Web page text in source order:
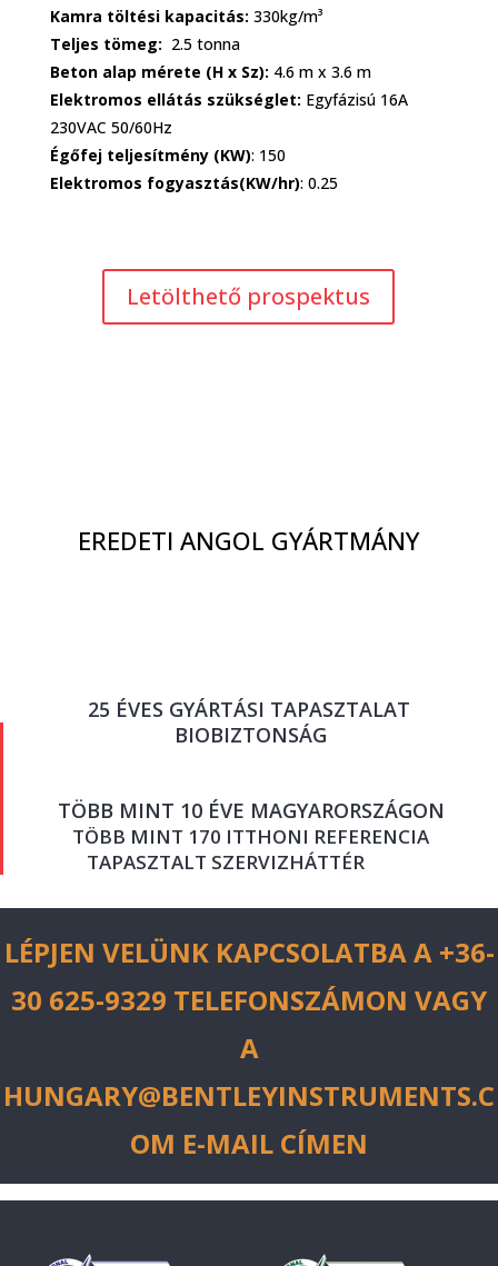
Kamra töltési kapacitás: 330kg/m³
Teljes tömeg: 2.5 tonna
Beton alap mérete (H x Sz): 4.6 m x 3.6 m
Elektromos ellátás szükséglet: Egyfázisú 16A
230VAC 50/60Hz
Égőfej teljesítmény (KW): 150
Elektromos fogyasztás(KW/hr): 0.25
Letölthető prospektus
EREDETI ANGOL GYÁRTMÁNY
25 ÉVES GYÁRTÁSI TAPASZTALAT
BIOBIZTONSÁG
TÖBB MINT 10 ÉVE MAGYARORSZÁGON
TÖBB MINT 170 ITTHONI REFERENCIA
TAPASZTALT SZERVIZHÁTTÉR
LÉPJEN VELÜNK KAPCSOLATBA A +36-
30 625-9329 TELEFONSZÁMON VAGY
A
HUNGARY@BENTLEYINSTRUMENTS.C
OM E-MAIL CÍMEN